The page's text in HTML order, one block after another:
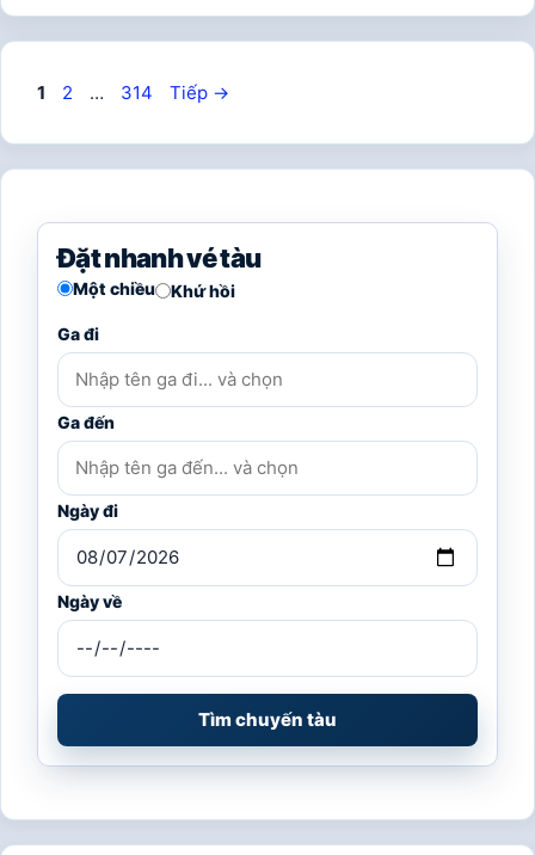
Trang
1 Trang
2 … Trang
314 Tiếp →
Đặt nhanh vé tàu
Một chiều Khứ hồi
Ga đi
Ga đến
Ngày đi
Ngày về
Tìm chuyến tàu